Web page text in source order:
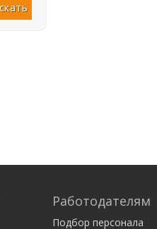
Работодателям
Подбор персонала